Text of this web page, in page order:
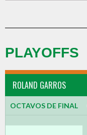
PLAYOFFS
ROLAND GARROS
OCTAVOS DE FINAL